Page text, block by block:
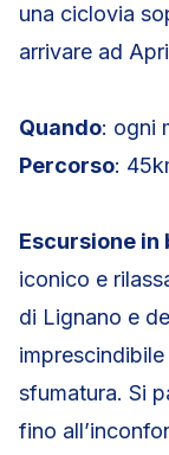
una ciclovia
arrivare ad
Quando: ogni
Percorso:
Escursione in
iconico e
di Lignano e
sfumatura. Si
fino